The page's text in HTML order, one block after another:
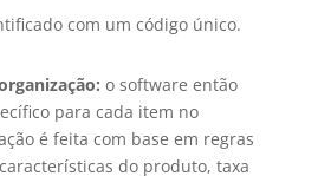
com um código único.
o software então
para cada item no
é feita com base em regras
do produto, taxa